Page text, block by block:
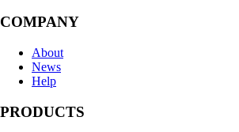
COMPANY
About
News
Help
PRODUCTS